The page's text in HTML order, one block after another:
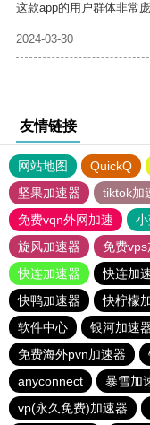
这款app的用户群体非常
2024-03-30
友情链接
网站地图 QuickQ
坚果加速器
tiktok加
免费vqn外网加速
旋风加速器
免费vps
快连加速器
快连加
快鸭加速器
快柠檬
软件中心
银河加速
免费海外pvn加速器
anyconnect
暴雪加
vp(永久免费)加速器